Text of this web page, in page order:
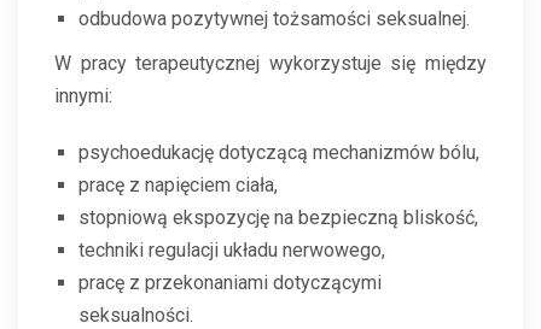
odbudowa pozytywnej tożsamości seksualnej.
W pracy terapeutycznej wykorzystuje się między
innymi:
psychoedukację dotyczącą mechanizmów bólu,
pracę z napięciem ciała,
stopniową ekspozycję na bezpieczną bliskość,
techniki regulacji układu nerwowego,
pracę z przekonaniami dotyczącymi
seksualności.